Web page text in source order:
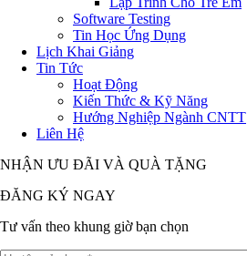
Software Testing
Tin Học Ứng Dụng
Lịch Khai Giảng
Tin Tức
Hoạt Động
Kiến Thức & Kỹ Năng
Hướng Nghiệp Ngành CNTT
Liên Hệ
NHẬN ƯU ĐÃI VÀ QUÀ TẶNG
ĐĂNG KÝ NGAY
Tư vấn theo khung giờ bạn chọn